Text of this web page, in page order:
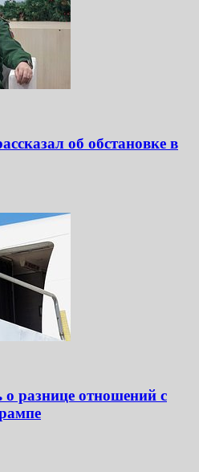
об обстановке в
разнице отношений с